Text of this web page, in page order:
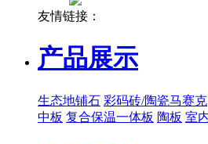
友情链接：
产品展示
生态地铺石 彩码砖/陶瓷马赛克
中板 复合保温一体板 陶板 室